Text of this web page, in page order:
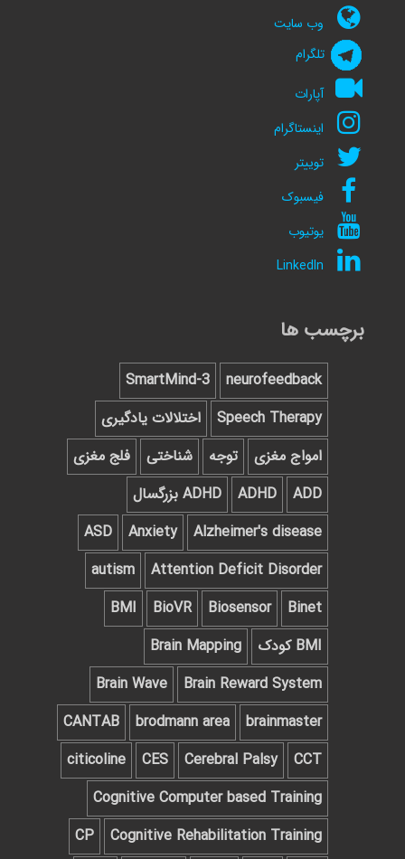
وب سایت
تلگرام
آپارات
اینستاگرام
توییتر
فیسبوک
یوتیوب
LinkedIn
برچسب ها
neurofeedback
SmartMind-3
Speech Therapy
اختلالات یادگیری
امواج مغزی
توجه شناختی
فلج مغزی
ADD
ADHD
ADHD بزرگسال
Alzheimer's disease
Anxiety
ASD
Attention Deficit Disorder
autism
Binet
Biosensor
BioVR
BMI
BMI کودک
Brain Mapping
Brain Reward System
Brain Wave
brainmaster
brodmann area
CANTAB
CCT
Cerebral Palsy
CES
citicoline
Cognitive Computer based Training
Cognitive Rehabilitation Training
CP